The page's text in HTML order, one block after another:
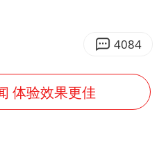
演员求职万岁山NPC成功
斌获《歌手2026》歌王
日本试射“战斧”导弹，国防部回应
4084
体验效果更佳